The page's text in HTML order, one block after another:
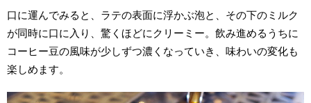
口に運んでみると、ラテの表面に浮かぶ泡と、その下のミルク
が同時に口に入り、驚くほどにクリーミー。飲み進めるうちに
コーヒー豆の風味が少しずつ濃くなっていき、味わいの変化も
楽しめます。